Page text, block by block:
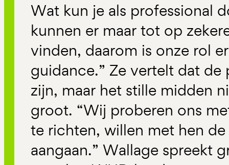
Wat kun je als professional
kunnen er maar tot op
vinden, daarom is onze rol
guidance.” Ze vertelt dat
zijn, maar het stille midden
groot. “Wij proberen ons
te richten, willen met hen
aangaan.” Wallage spreekt